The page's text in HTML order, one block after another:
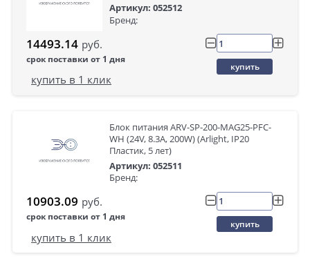
Артикул: 052512
Бренд:
14493.14 руб.
срок поставки от 1 дня
купить
купить в 1 клик
Блок питания ARV-SP-200-MAG25-PFC-
WH (24V, 8.3A, 200W) (Arlight, IP20
Пластик, 5 лет)
Артикул: 052511
Бренд:
10903.09 руб.
срок поставки от 1 дня
купить
купить в 1 клик